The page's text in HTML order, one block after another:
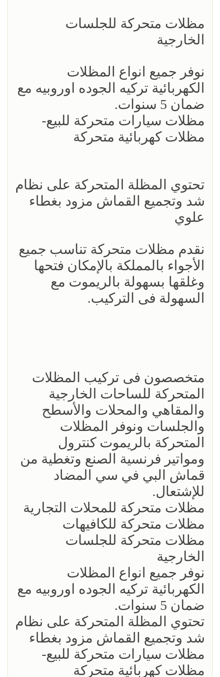
مظلات متحركة للجلسات
الخارجية
نوفر جميع انواع المظلات
الكهربائية تركيه الجوده اوروبيه مع
ضمان 5 سنوات.
مظلات سيارات متحركة للبيع-
مظلات كهربائية متحركة
تحتوي المظلة المتحركة على نظام
شد وتجميع القماش مزود بغطاء
علوي
نقدم مظلات متحركة تناسب جميع
الأجواء بالمملكة بالإمكان فتحها
وغلقها بسهولة بالريموت مع
السهولة فى التركيب.
متخصصون فى تركيب المظلات
المتحركة للساحات الخارجية
والمقاهي والمحلات والأسطح
والجلسات ونوفر المظلات
المتحركة بالريموت كنترول
ومواتير فرنسية الصنع وتغطية من
قماش البي في سي المضاد
للإشتعال.
مظلات متحركة للمحلات التجارية
مظلات متحركة للكافيهات
مظلات متحركة للجلسات
الخارجية
نوفر جميع انواع المظلات
الكهربائية تركيه الجوده اوروبيه مع
ضمان 5 سنوات.
تحتوي المظلة المتحركة على نظام
شد وتجميع القماش مزود بغطاء
مظلات سيارات متحركة للبيع-
مظلات كهربائية متحركة